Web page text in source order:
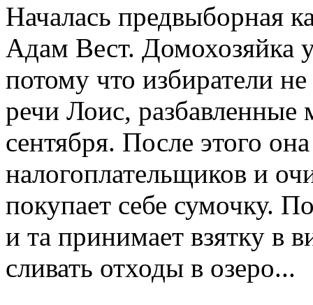
Началась предвыборная
Адам Вест. Домохозяйка
потому что избиратели
речи Лоис,
сентября. После этого
налогоплательщиков и
покупает себе сумочку.
и та принимает взятку в
сливать отходы в озеро...